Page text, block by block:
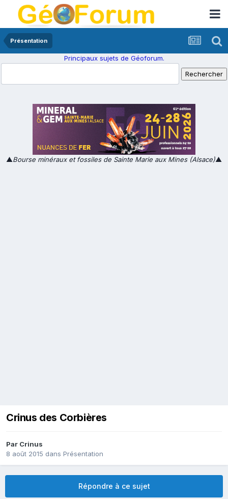
Présentation
Principaux sujets de Géoforum.
▲Bourse minéraux et fossiles de Sainte Marie aux Mines (Alsace)▲
Crinus des Corbières
Par Crinus
8 août 2015 dans Présentation
Répondre à ce sujet